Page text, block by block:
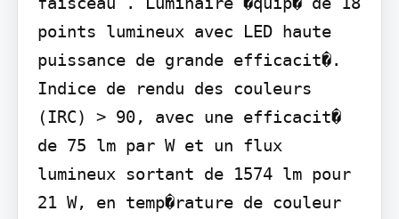
points lumineux avec LED haute
puissance de grande efficacit�.
Indice de rendu des couleurs
(IRC) > 90, avec une efficacit�
de 75 lm par W et un flux
lumineux sortant de 1574 lm pour
21 W, en temp�rature de couleur